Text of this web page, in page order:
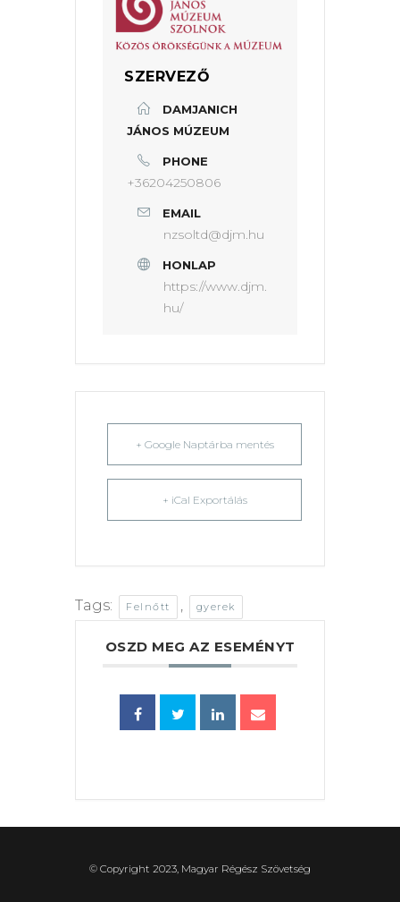
SZERVEZŐ
DAMJANICH
JÁNOS MÚZEUM
PHONE
+36204250806
EMAIL
nzsoltd@djm.hu
HONLAP
https://www.djm.
hu/
+ Google Naptárba mentés
+ iCal Exportálás
Tags: Felnőtt , gyerek
OSZD MEG AZ ESEMÉNYT
© Copyright 2023, Magyar Régész Szövetség